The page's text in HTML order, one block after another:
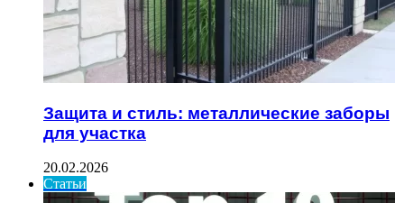
Защита и стиль: металлические заборы
для участка
20.02.2026
Статьи